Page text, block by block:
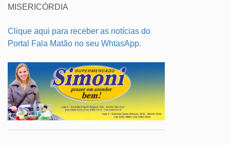
MISERICÓRDIA
Clique aqui para receber as notícias do
Portal Fala Matão no seu WhtasApp.